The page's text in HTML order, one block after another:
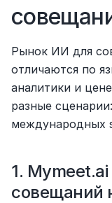
Рынок ИИ для
отличаются по
аналитики и
разные
международных
1.
совещаний